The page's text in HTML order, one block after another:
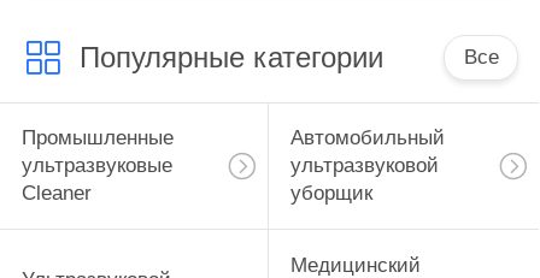
Популярные категории Все
Промышленные
ультразвуковые
Cleaner
Автомобильный
ультразвуковой
уборщик
Медицинский